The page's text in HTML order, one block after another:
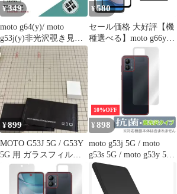
柔
¥349
moto g64(y)/ moto
g53j(y)非光沢覗き見防
止フィルムb
¥580
セール価格 大好評【機
種選べる】moto g66y
g66j フィルム g64y
ルム ガラスフィルム モ
トローラ motorola フィ
¥899
MOTO G53J 5G / G53Y
5G 用 ガラスフィルム 2
枚セット
10%OFF
¥ 898
moto g53j 5G / moto
g53s 5G / moto g53y 5G
背面 保護 フィルム
OverLay 抗菌 Brilliant
モトローラ スマホ